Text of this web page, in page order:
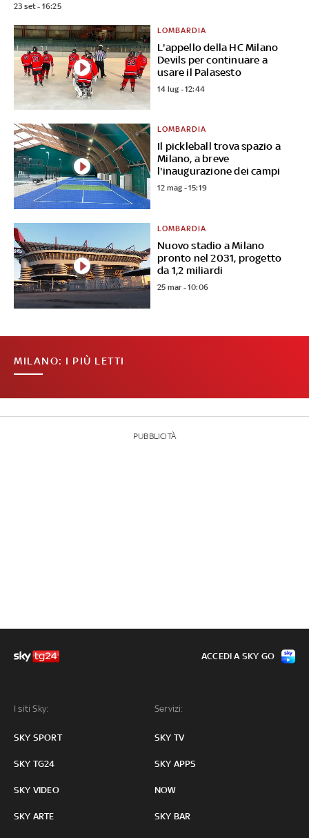
23 set - 16:25
L'appello della HC Milano
Devils per continuare a
usare il Palasesto
LOMBARDIA
14 lug - 12:44
Il pickleball trova spazio a
Milano, a breve
l'inaugurazione dei campi
LOMBARDIA
12 mag - 15:19
Nuovo stadio a Milano
pronto nel 2031, progetto
da 1,2 miliardi
LOMBARDIA
25 mar - 10:06
MILANO: I PIÙ LETTI
PUBBLICITÀ
I siti Sky:
SKY SPORT
SKY TG24
SKY VIDEO
SKY ARTE
Servizi:
SKY TV
SKY APPS
NOW
SKY BAR
ACCEDI A SKY GO